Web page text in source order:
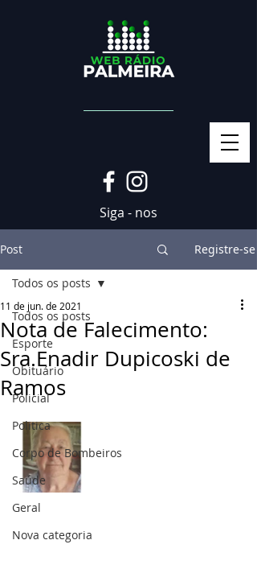
Siga - nos
Post Registre-se
Todos os posts
Esporte
Obituário
Policial
Politica
Corpo de Bombeiros
Saúde
Geral
Nova categoria
Todos os posts
Nota de Falecimento:
Sra.Enadir Dupicoski de
Ramos
11 de jun. de 2021